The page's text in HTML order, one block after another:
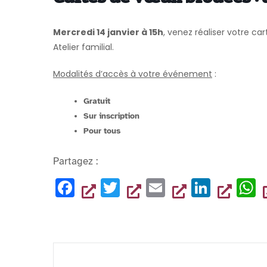
Mercredi 14 janvier à 15h, venez réaliser votre
Atelier familial.
Modalités d’accès à votre événement :
Gratuit
Sur inscription
Pour tous
Partagez :
F
a
e
T
wi
er
E
m
l
Li
n
e
h
s